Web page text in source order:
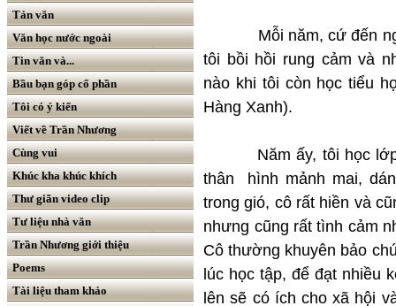
Tản văn
Văn học nước ngoài
Tin văn và...
Bầu bạn góp cổ phần
Tôi có ý kiến
Viết về Trần Nhương
Cùng vui
Khúc kha khúc khích
Thư giãn video clip
Tư liệu nhà văn
Trần Nhương giới thiệu
Poems
Tài liệu tham khảo
Mỗi năm, cứ đến ngày
tôi bồi hồi rung cảm và
nào khi tôi còn học tiểu
Hàng Xanh).
Năm ấy, tôi học lớp
thân hình mảnh mai,
trong gió, cô rất hiền và
nhưng cũng rất tình cảm
Cô thường khuyên bảo
lúc học tập, để đạt nhiều
lên sẽ có ích cho xã hội